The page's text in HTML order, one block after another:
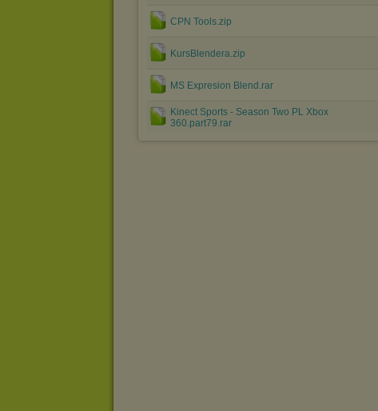
CPN Tools.zip
KursBlendera.zip
MS Expresion Blend.rar
Kinect Sports - Season Two PL Xbox
360.part79.rar